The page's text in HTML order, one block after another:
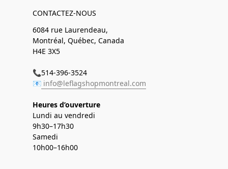
CONTACTEZ-NOUS
6084 rue Laurendeau,
Montréal, Québec, Canada
H4E 3X5
📞514-396-3524
📧 info@leflagshopmontreal.com
Heures d’ouverture
Lundi au vendredi
9h30–17h30
Samedi
10h00–16h00